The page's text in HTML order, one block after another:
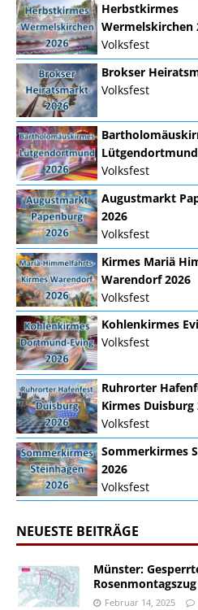
Herbstkirmes
Wermelskirchen
Volksfest
Brokser
Volksfest
Volksfest
Augustmarkt
2026
Volksfest
Kirmes Mariä
Warendorf 2026
Volksfest
Kohlenkirmes
Volksfest
Ruhrorter
Kirmes Duisburg
Volksfest
Sommerkirmes
2026
Volksfest
NEUESTE BEITRÄGE
Münster:
Februar 14, 2025